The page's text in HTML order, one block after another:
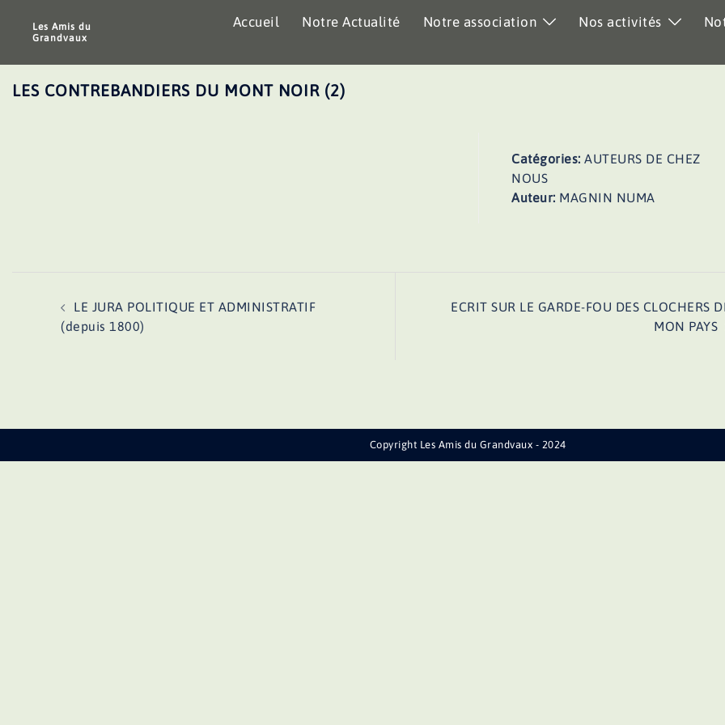
Les Amis du
Grandvaux
Accueil Notre Actualité Notre association Nos activités
LES CONTREBANDIERS DU MONT NOIR (2)
Catégories:AUTEURS DE CHEZ
NOUS
Auteur: MAGNIN NUMA
d’article
LE JURA POLITIQUE ET ADMINISTRATIF
(depuis 1800)
ECRIT SUR LE GARDE-FOU DES CLOCHERS
MON PAYS
Copyright Les Amis du Grandvaux - 2024